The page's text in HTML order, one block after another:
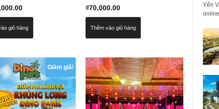
giỏ hàng
₫70,000.00
Thêm vào giỏ hàng
Giảm giá!
Yến